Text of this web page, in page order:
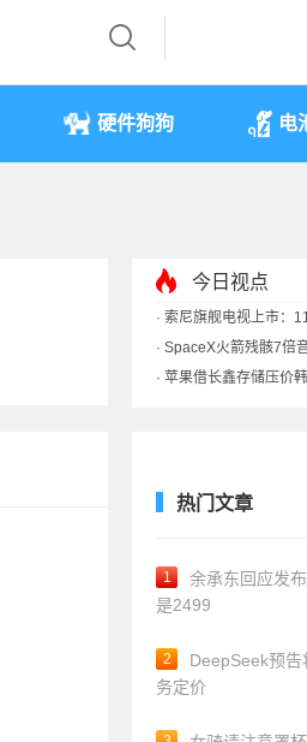
硬件狗狗 电
今日视点
· 索尼旗舰电视上市：
· SpaceX火箭残骸7倍
· 苹果借长鑫存储压价
热门文章
1
余承东回应发
是2499
2
DeepSeek预
务定价